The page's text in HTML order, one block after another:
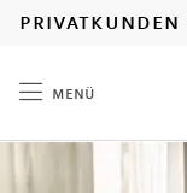
privatkunden
menü